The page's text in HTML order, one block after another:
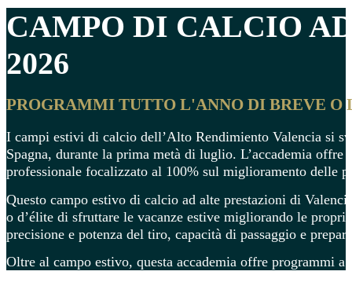
CAMPO DI CALCIO
2026
PROGRAMMI TUTTO L'ANNO DI BREVE O
I campi estivi di calcio dell’Alto Rendimiento Valencia si
Spagna, durante la prima metà di luglio. L’accademia
professionale focalizzato al 100% sul miglioramento delle
Questo campo estivo di calcio ad alte prestazioni di
o d’élite di sfruttare le vacanze estive migliorando le
precisione e potenza del tiro, capacità di passaggio e
Oltre al campo estivo, questa accademia offre programmi